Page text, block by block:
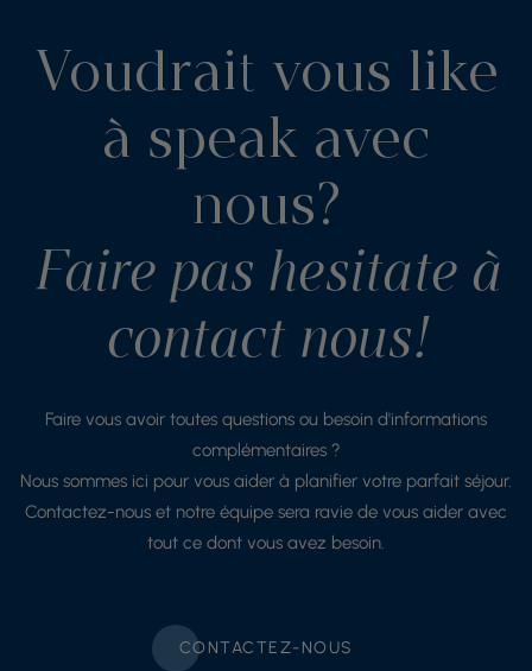
Voudrait vous like
à speak avec
nous?
Faire pas hesitate à
contact nous!
Faire vous avoir toutes questions ou besoin d'informations
complémentaires ?
Nous sommes ici pour vous aider à planifier votre parfait séjour.
Contactez-nous et notre équipe sera ravie de vous aider avec
tout ce dont vous avez besoin.
CONTACTEZ-NOUS